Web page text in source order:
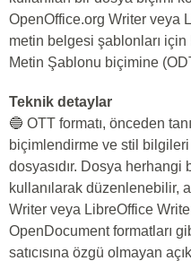
OpenOffice.org Writer veya
metin belgesi şablonları için
Metin Şablonu biçimine
Teknik detaylar
🔵 OTT formatı, önceden
biçimlendirme ve stil bilgileri
dosyasıdır. Dosya
kullanılarak düzenlenebilir,
Writer veya LibreOffice
OpenDocument formatları
satıcısına özgü olmayan